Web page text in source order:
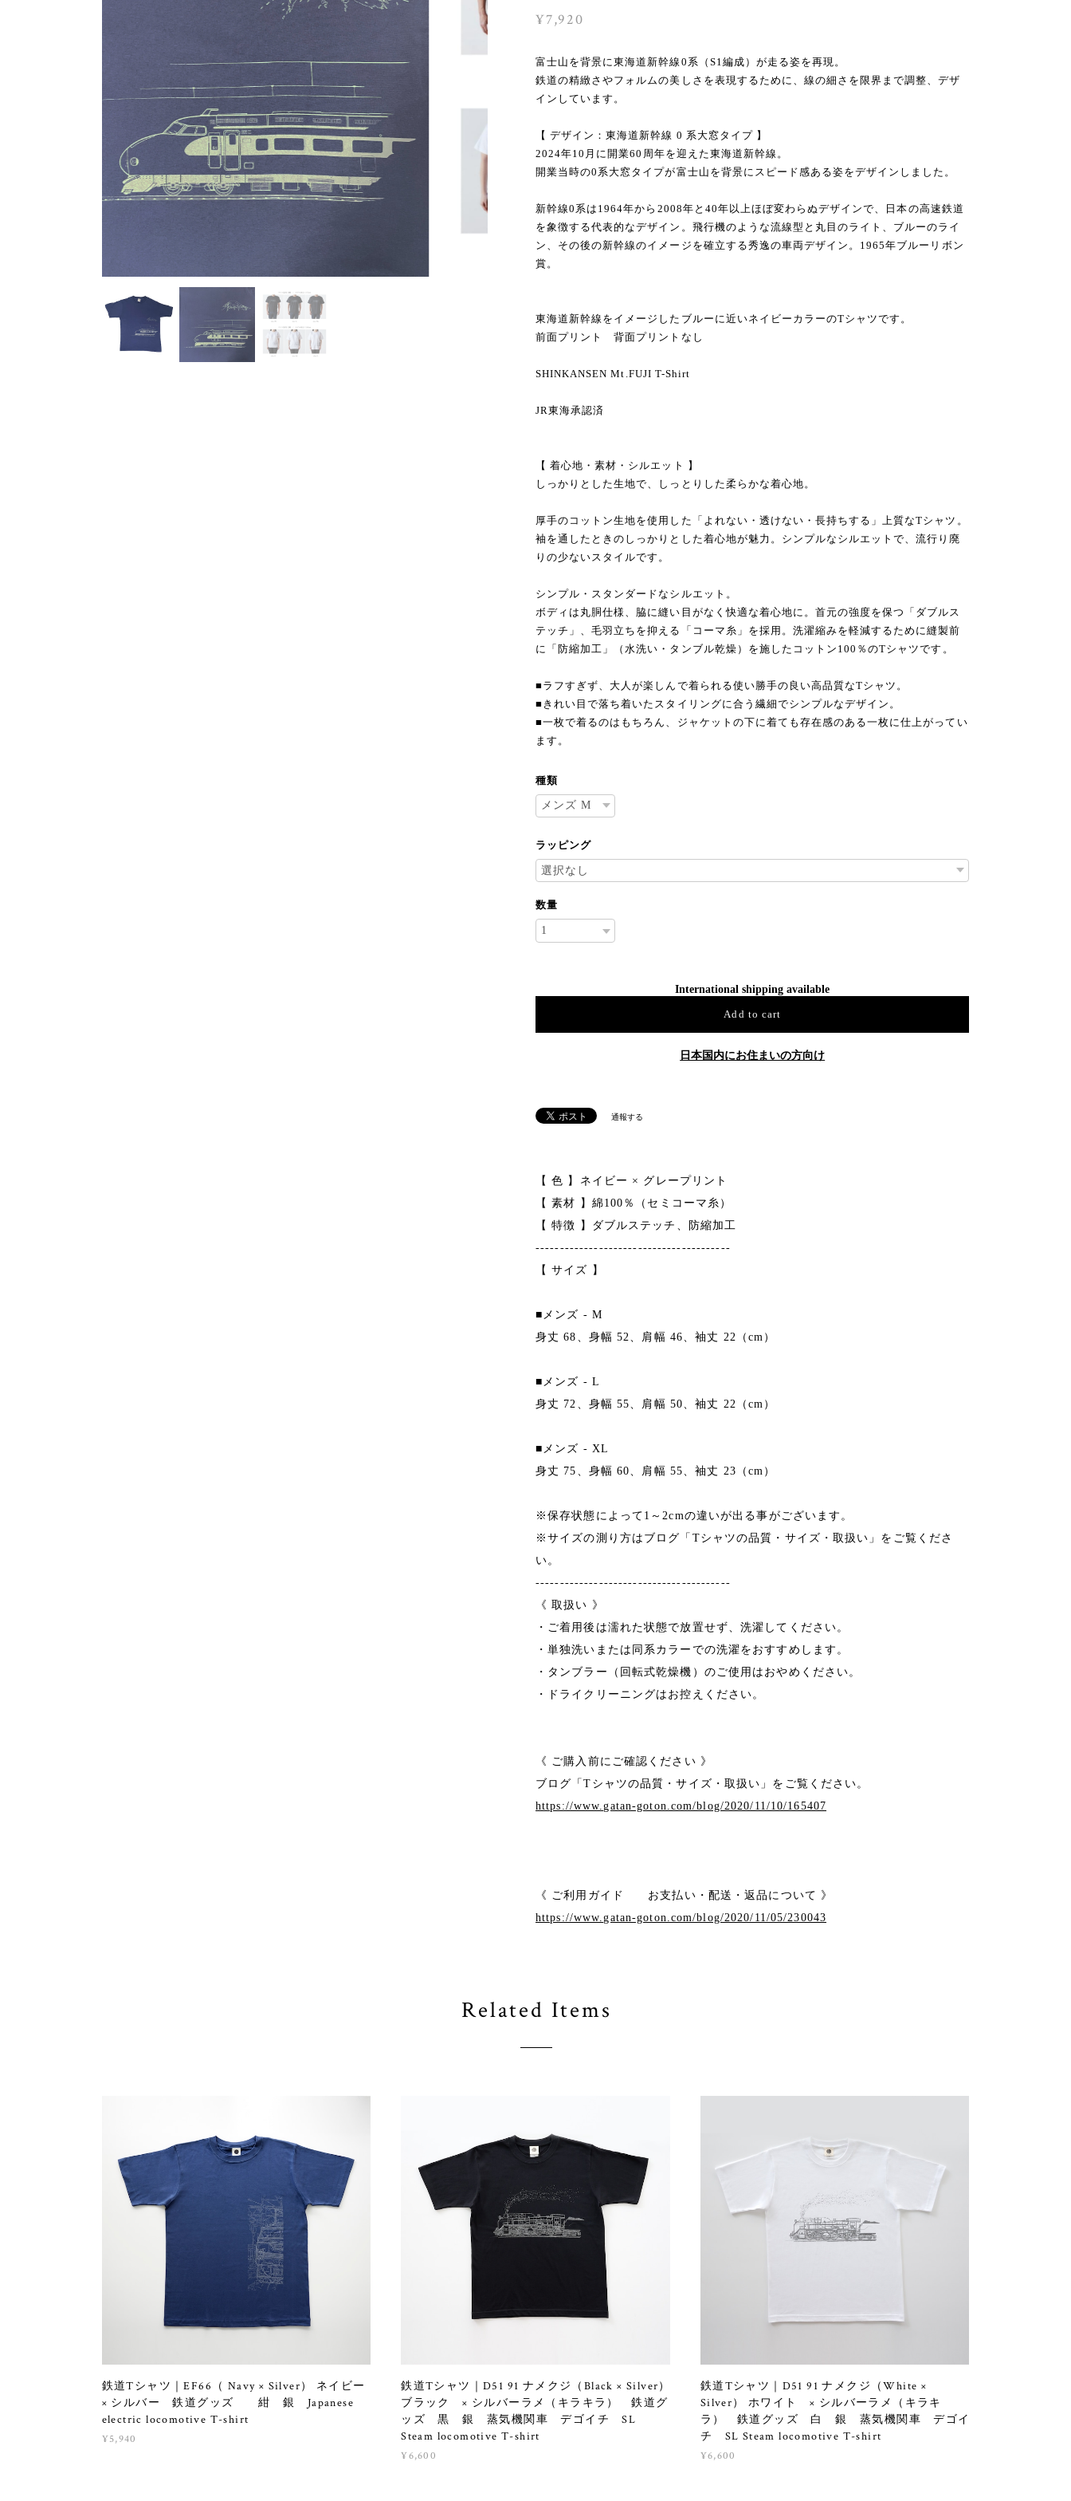
¥7,920
富士山を背景に東海道新幹線0系（S1編成）が走る姿を再現。
鉄道の精緻さやフォルムの美しさを表現するために、線の細さを限界まで調整、デザ
インしています。
【 デザイン：東海道新幹線 0 系大窓タイプ 】
2024年10月に開業60周年を迎えた東海道新幹線。
開業当時の0系大窓タイプが富士山を背景にスピード感ある姿をデザインしました。
新幹線0系は1964年から2008年と40年以上ほぼ変わらぬデザインで、日本の高速鉄道
を象徴する代表的なデザイン。飛行機のような流線型と丸目のライト、ブルーのライ
ン、その後の新幹線のイメージを確立する秀逸の車両デザイン。1965年ブルーリボン
賞。
東海道新幹線をイメージしたブルーに近いネイビーカラーのTシャツです。
前面プリント 背面プリントなし
SHINKANSEN Mt.FUJI T-Shirt
JR東海承認済
【 着心地・素材・シルエット 】
しっかりとした生地で、しっとりした柔らかな着心地。
厚手のコットン生地を使用した「よれない・透けない・長持ちする」上質なTシャツ。
袖を通したときのしっかりとした着心地が魅力。シンプルなシルエットで、流行り廃
りの少ないスタイルです。
シンプル・スタンダードなシルエット。
ボディは丸胴仕様、脇に縫い目がなく快適な着心地に。首元の強度を保つ「ダブルス
テッチ」、毛羽立ちを抑える「コーマ糸」を採用。洗濯縮みを軽減するために縫製前
に「防縮加工」（水洗い・タンブル乾燥）を施したコットン100％のTシャツです。
■ラフすぎず、大人が楽しんで着られる使い勝手の良い高品質なTシャツ。
■きれい目で落ち着いたスタイリングに合う繊細でシンプルなデザイン。
■一枚で着るのはもちろん、ジャケットの下に着ても存在感のある一枚に仕上がってい
ます。
種類
ラッピング
数量
International shipping available
Add to cart
日本国内にお住まいの方向け
通報する
【 色 】ネイビー × グレープリント
【 素材 】綿100％（セミコーマ糸）
【 特徴 】ダブルステッチ、防縮加工
----------------------------------------
【 サイズ 】
■メンズ ‐ M
身丈 68、身幅 52、肩幅 46、袖丈 22（cm）
■メンズ ‐ L
身丈 72、身幅 55、肩幅 50、袖丈 22（cm）
■メンズ ‐ XL
身丈 75、身幅 60、肩幅 55、袖丈 23（cm）
※保存状態によって1～2cmの違いが出る事がございます。
※サイズの測り方はブログ「Tシャツの品質・サイズ・取扱い」をご覧くださ
い。
----------------------------------------
《 取扱い 》
・ご着用後は濡れた状態で放置せず、洗濯してください。
・単独洗いまたは同系カラーでの洗濯をおすすめします。
・タンブラー（回転式乾燥機）のご使用はおやめください。
・ドライクリーニングはお控えください。
《 ご購入前にご確認ください 》
ブログ「Tシャツの品質・サイズ・取扱い」をご覧ください。
https://www.gatan-goton.com/blog/2020/11/10/165407
《 ご利用ガイド お支払い・配送・返品について 》
https://www.gatan-goton.com/blog/2020/11/05/230043
Related Items
鉄道Tシャツ｜EF66（ Navy × Silver） ネイビー
× シルバー 鉄道グッズ 紺 銀 Japanese
electric locomotive T-shirt
¥5,940
鉄道Tシャツ｜D51 91 ナメクジ（Black × Silver）
ブラック × シルバーラメ（キラキラ） 鉄道グ
ッズ 黒 銀 蒸気機関車 デゴイチ SL
Steam locomotive T-shirt
¥6,600
鉄道Tシャツ｜D51 91 ナメクジ（White ×
Silver） ホワイト × シルバーラメ（キラキ
ラ） 鉄道グッズ 白 銀 蒸気機関車 デゴイ
チ SL Steam locomotive T-shirt
¥6,600